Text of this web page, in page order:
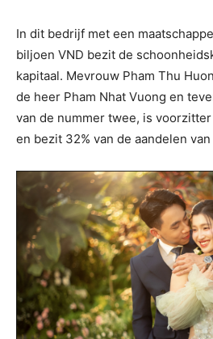
In dit bedrijf met een
biljoen VND bezit de
kapitaal. Mevrouw Pham Thu
de heer Pham Nhat Vuong en
van de nummer twee, is
en bezit 32% van de aandelen